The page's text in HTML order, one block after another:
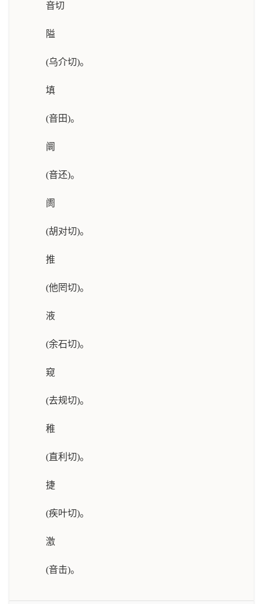
音切
隘
(乌介切)。
填
(音田)。
阛
(音还)。
阓
(胡对切)。
推
(他罔切)。
液
(余石切)。
窥
(去规切)。
稚
(直利切)。
捷
(疾叶切)。
激
(音击)。